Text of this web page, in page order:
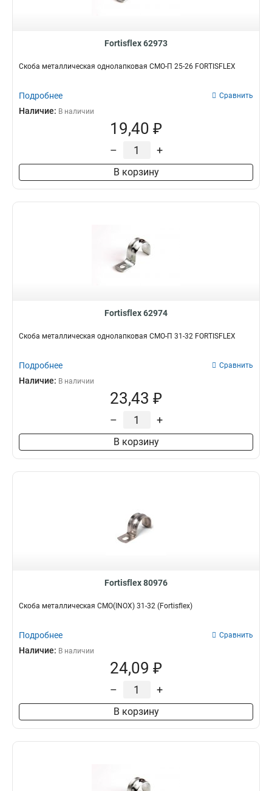
Fortisflex 62973
Скоба металлическая однолапковая СМО-П 25-26 FORTISFLEX
Подробнее Сравнить
Наличие: В наличии
19,40 ₽
– +
В корзину
Fortisflex 62974
Скоба металлическая однолапковая СМО-П 31-32 FORTISFLEX
Подробнее Сравнить
Наличие: В наличии
23,43 ₽
– +
В корзину
Fortisflex 80976
Скоба металлическая СМО(INOX) 31-32 (Fortisflex)
Подробнее Сравнить
Наличие: В наличии
24,09 ₽
– +
В корзину